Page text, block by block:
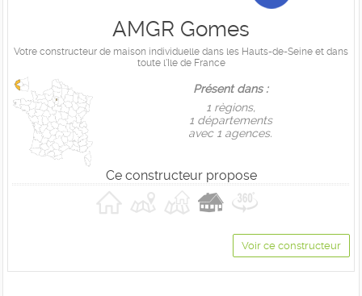
AMGR Gomes
Votre constructeur de maison individuelle dans les Hauts-de-Seine et dans
toute l'Ile de France
Présent dans :
1 règions,
1 départements
avec 1 agences.
Ce constructeur propose
Voir ce constructeur